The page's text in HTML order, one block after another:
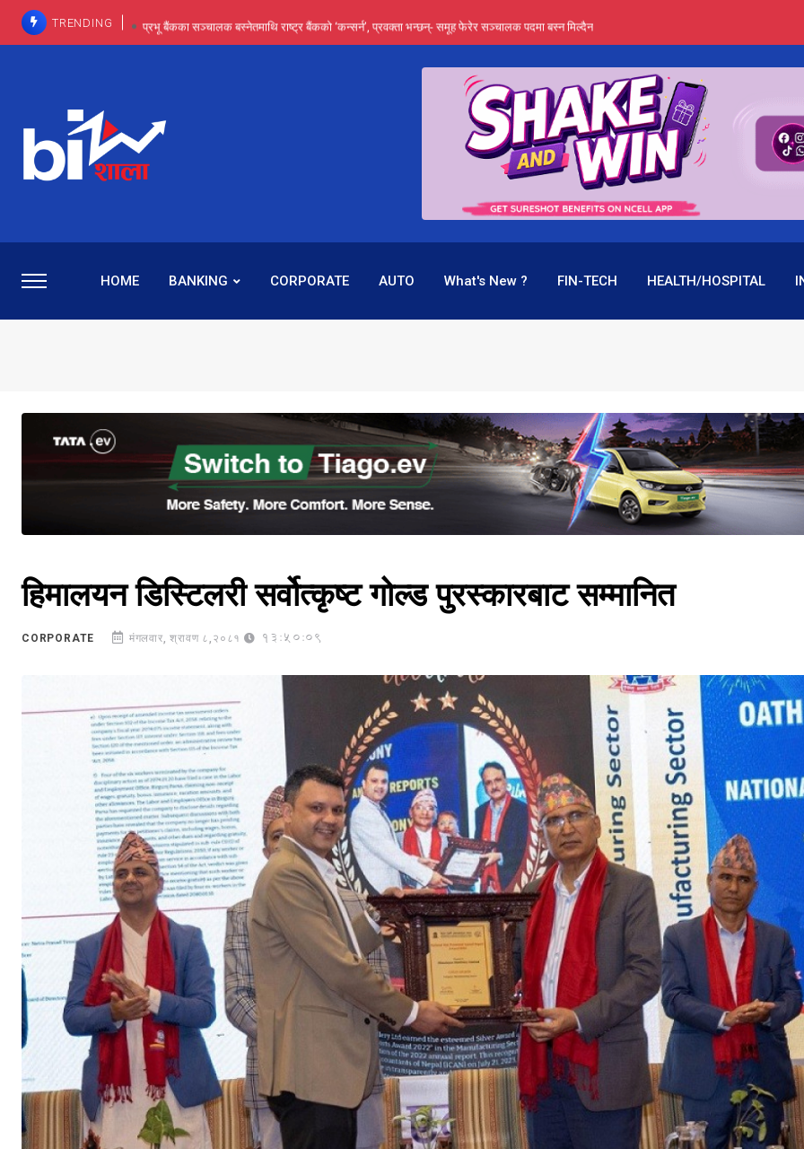
TRENDING प्रभू बैंकका सञ्चालक बस्नेतमाथि राष्ट्र बैंकको ‘कन्सर्न’, प्रवक्ता भन्छन्- समूह फेरेर सञ्चालक पदमा बस्न मिल्दैन
प्रभू बैंकमा सेञ्चुरीबाट आएका कर्मचारीमाथि हदैसम्मको विभेदः एउटै पदमा दुई थरि तलब, वर्षमै ९२ हजार घाटा !
कमाइमा गरिमाको दमदार छलाङ, सेयरधनीलाई २० प्रतिशत लाभांश दिने क्षमता
प्रभु बैंकमा रमिता : सर्वसाधारणबाट छिरेका बस्नेत संस्थापक बनेर निरन्तर, राष्ट्र बैंक किन मौन ?
HOME BANKING CORPORATE AUTO What's New ? FIN-TECH HEALTH/HOSPITAL
हिमालयन डिस्टिलरी सर्वोत्कृष्ट गोल्ड पुरस्कारबाट सम्मानित
CORPORATE मंगलवार, श्रावण ८,२०८१ 13:50:09